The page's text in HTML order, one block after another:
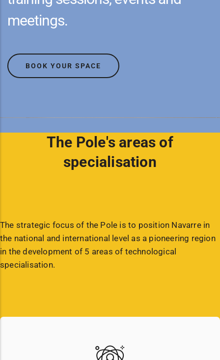
meetings.
BOOK YOUR SPACE
The Pole's areas of
specialisation
The strategic focus of the Pole is to position Navarre in
the national and international level as a pioneering region
in the development of 5 areas of technological
specialisation.